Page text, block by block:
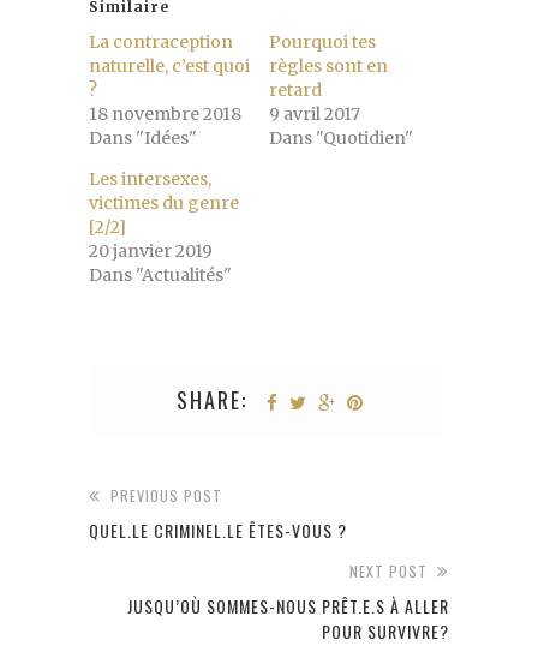
Similaire
La contraception
naturelle, c’est quoi
?
18 novembre 2018
Dans "Idées"
Pourquoi tes
règles sont en
retard
9 avril 2017
Dans "Quotidien"
Les intersexes,
victimes du genre
[2/2]
20 janvier 2019
Dans "Actualités"
SHARE:
PREVIOUS POST
QUEL.LE CRIMINEL.LE ÊTES-VOUS ?
NEXT POST
JUSQU’OÙ SOMMES-NOUS PRÊT.E.S À ALLER
POUR SURVIVRE?